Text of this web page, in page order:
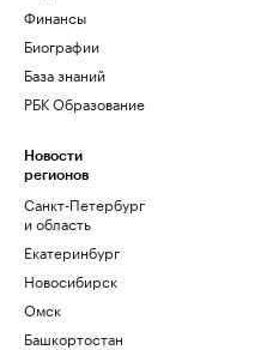
Финансы
Биографии
База знаний
РБК Образование
Новости
регионов
Санкт-Петербург
и область
Екатеринбург
Новосибирск
Омск
Башкортостан